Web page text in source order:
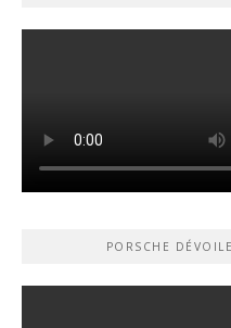
PORSCHE